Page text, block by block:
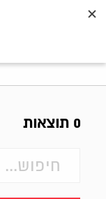
0 תוצאות